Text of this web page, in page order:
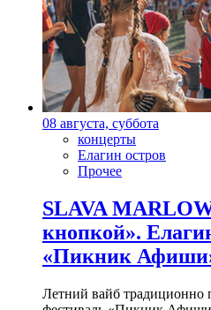
08 августа, суббота
концерты
Елагин остров
Прочее
SLAVA
кнопкой».
«Пикник
Летний вайб традиционно